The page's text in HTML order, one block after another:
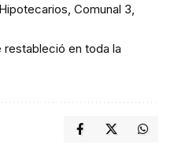
Comunal 3,
restableció en toda la